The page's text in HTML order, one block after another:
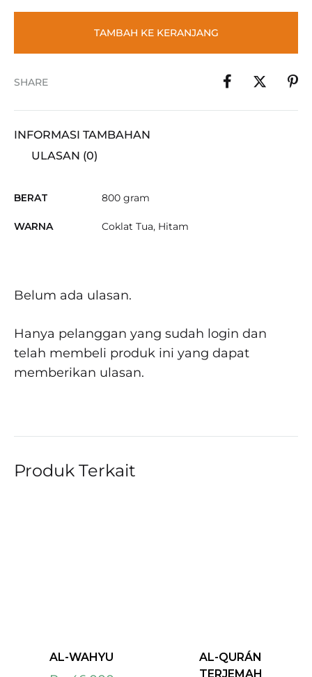
TAMBAH KE KERANJANG
SHARE
INFORMASI TAMBAHAN
ULASAN (0)
BERAT 800 gram
WARNA Coklat Tua, Hitam
Belum ada ulasan.
Hanya pelanggan yang sudah login dan
telah membeli produk ini yang dapat
memberikan ulasan.
Produk Terkait
AL-WAHYU
AL-QURÁN
TERJEMAH